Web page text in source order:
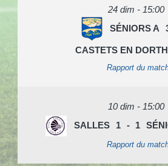
24 dim - 15:00
SÉNIORS A
CASTETS EN
Rapport du
10 dim - 15:00
SALLES
1 - 1
Rapport du